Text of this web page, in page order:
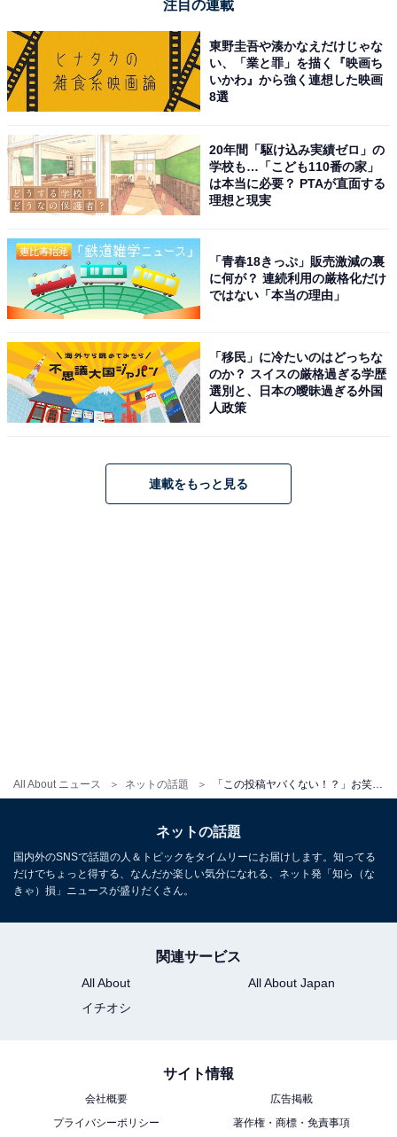
All About ニュース ネットの話題 「この投稿ヤバくない！？」お笑い芸人、薬剤師の“ミス”明かすも「ありえない」「マジならだめなやつ」
注目の連載
東野圭吾や湊かなえだけじゃな
い、「業と罪」を描く『映画ち
いかわ』から強く連想した映画
8選
20年間「駆け込み実績ゼロ」の
学校も…「こども110番の家」
は本当に必要？ PTAが直面する
理想と現実
「青春18きっぷ」販売激減の裏
に何が？ 連続利用の厳格化だけ
ではない「本当の理由」
「移民」に冷たいのはどっちな
のか？ スイスの厳格過ぎる学歴
選別と、日本の曖昧過ぎる外国
人政策
連載をもっと見る
ネットの話題
国内外のSNSで話題の人＆トピックをタイムリーにお届けします。知ってる
だけでちょっと得する、なんだか楽しい気分になれる、ネット発「知ら（な
きゃ）損」ニュースが盛りだくさん。
関連サービス
All About
All About Japan
イチオシ
サイト情報
会社概要
広告掲載
プライバシーポリシー
著作権・商標・免責事項